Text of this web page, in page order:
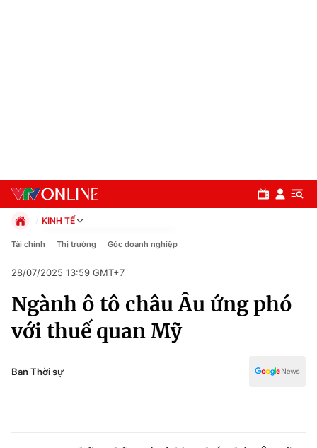
Chuyên mục
Chính trị
KINH TẾ
Chính trị
Pháp luật
Kinh tế
Thể thao
Truyền hình
Y tế
Tài chính Thị trường Góc doanh nghiệp
28/07/2025 13:59 GMT+7
Ngành ô tô châu Âu ứng phó
với thuế quan Mỹ
Ban Thời sự